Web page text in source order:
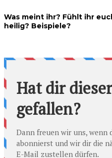
Was meint ihr? Fühlt ihr
heilig? Beispiele?